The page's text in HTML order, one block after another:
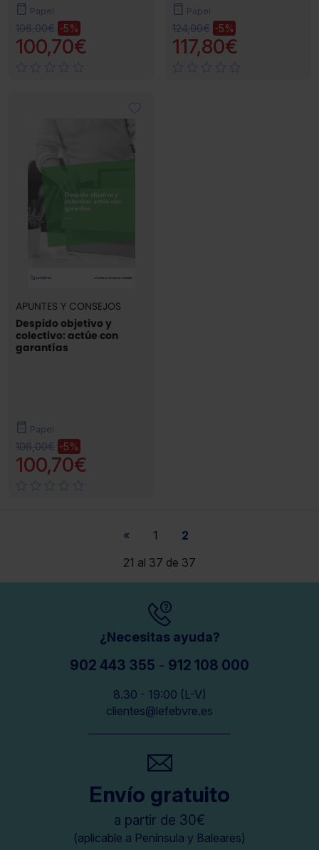
Papel
106,00€ -5%
100,70€
Papel
124,00€ -5%
117,80€
APUNTES Y CONSEJOS
Despido objetivo y
colectivo: actúe con
garantías
Papel
106,00€ -5%
100,70€
« 1
2
21 al 37 de 37
¿Necesitas ayuda?
902 443 355 - 912 108 000
8.30 - 19:00 (L-V)
clientes@lefebvre.es
Envío gratuito
a partir de 30€
(aplicable a Península y Baleares)